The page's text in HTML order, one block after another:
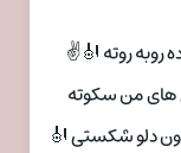
روبه روته 🎻✌
های من سکوته
دلو شکستی 🎻